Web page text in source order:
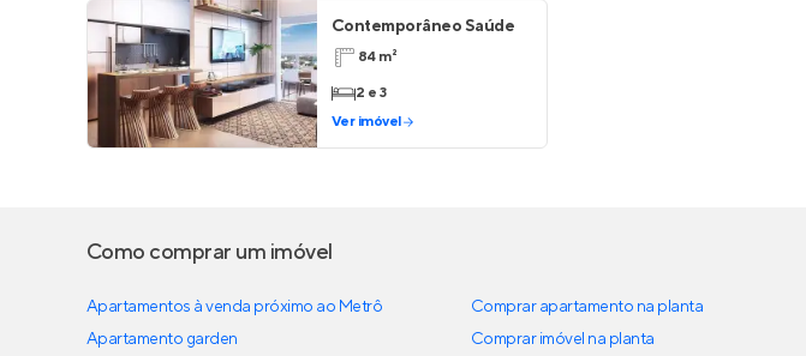
Contemporâneo Saúde
84 m²
2 e 3
Ver imóvel
Como comprar um imóvel
Apartamentos à venda próximo ao Metrô
Apartamento garden
Comprar apartamento na planta
Comprar imóvel na planta